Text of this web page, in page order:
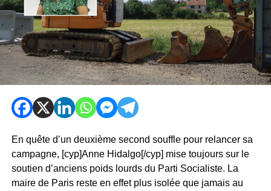
En quête d’un deuxième second souffle pour relancer sa
campagne, [cyp]Anne Hidalgo[/cyp] mise toujours sur le
soutien d’anciens poids lourds du Parti Socialiste. La
maire de Paris reste en effet plus isolée que jamais au